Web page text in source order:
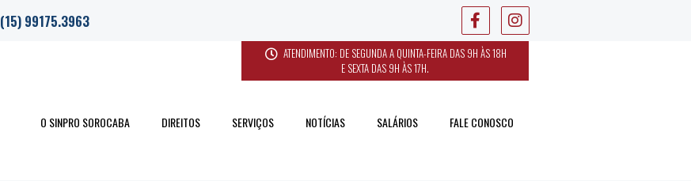
(15) 99175.3963
ATENDIMENTO: DE SEGUNDA A QUINTA-FEIRA DAS 9H ÀS 18H
E SEXTA DAS 9H ÀS 17H.
O SINPRO SOROCABA DIREITOS SERVIÇOS NOTÍCIAS SALÁRIOS FALE CONOSCO